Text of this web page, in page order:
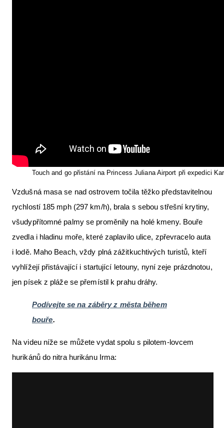
Touch and go přistání na Princess Juliana Airport při expedici
Vzdušná masa se nad ostrovem točila těžko představitelnou
rychlostí 185 mph (297 km/h), brala s sebou střešní krytiny,
všudypřítomné palmy se proměnily na holé kmeny. Bouře
zvedla i hladinu moře, které zaplavilo ulice, zpřevracelo auta
i lodě. Maho Beach, vždy plná zážitkuchtivých turistů, kteří
vyhlížejí přistávající i startující letouny, nyní zeje prázdnotou,
jen písek z pláže se přemístil k prahu dráhy.
Podívejte se na záběry z města během
bouře.
Na videu níže se můžete vydat spolu s pilotem-lovcem
hurikánů do nitra hurikánu Irma: